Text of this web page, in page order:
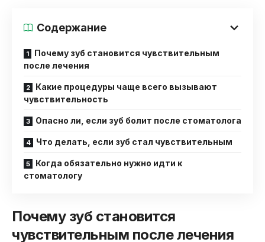
Содержание
Почему зуб становится чувствительным
после лечения
Какие процедуры чаще всего вызывают
чувствительность
Опасно ли, если зуб болит после стоматолога
Что делать, если зуб стал чувствительным
Когда обязательно нужно идти к
стоматологу
Почему зуб становится
чувствительным после лечения